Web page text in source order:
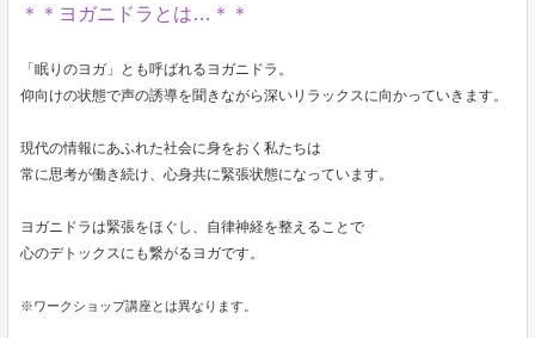
＊＊ヨガニドラとは…＊＊
「眠りのヨガ」とも呼ばれるヨガニドラ。
仰向けの状態で声の誘導を聞きながら深いリラックスに向かっていきます。
現代の情報にあふれた社会に身をおく私たちは
常に思考が働き続け、心身共に緊張状態になっています。
ヨガニドラは緊張をほぐし、自律神経を整えることで
心のデトックスにも繋がるヨガです。
※ワークショップ講座とは異なります。